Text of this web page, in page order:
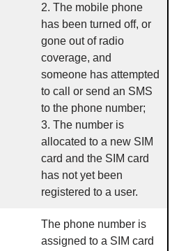
2. The mobile phone
has been turned off, or
gone out of radio
coverage, and
someone has attempted
to call or send an SMS
to the phone number;
3. The number is
allocated to a new SIM
card and the SIM card
has not yet been
registered to a user.
The phone number is
assigned to a SIM card